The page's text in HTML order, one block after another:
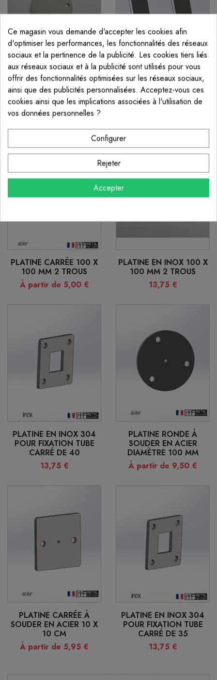
PLATINE INOX RONDE
DIAMÈTRE 100 MM
13,30 €
PLATINE À SOUDER
AVEC TROU CENTRAL
CARRÉ
PLATINE CARRÉE 100 X
100 MM 2 TROUS
À partir de 5,00 €
PLATINE EN INOX 100 X
100 MM 2 TROUS
13,75 €
PLATINE EN INOX 304
POUR FIXATION TUBE
CARRÉ DE 40
13,75 €
PLATINE RONDE À
SOUDER EN ACIER
DIAMÈTRE 100 MM
À partir de 9,50 €
PLATINE CARRÉE À
SOUDER EN ACIER 10 X
10 CM
À partir de 5,95 €
PLATINE EN INOX 304
POUR FIXATION TUBE
CARRÉ DE 35
13,75 €
Ce magasin vous demande d'accepter les cookies afin
d'optimiser les performances, les fonctionnalités des réseaux
sociaux et la pertinence de la publicité. Les cookies tiers liés
aux réseaux sociaux et à la publicité sont utilisés pour vous
offrir des fonctionnalités optimisées sur les réseaux sociaux,
ainsi que des publicités personnalisées. Acceptez-vous ces
cookies ainsi que les implications associées à l'utilisation de
vos données personnelles ?
Configurer
Rejeter
Accepter